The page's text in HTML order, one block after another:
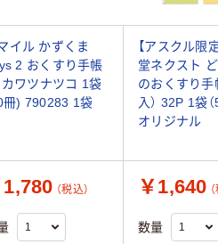
イル かずくま
2 おくすり手帳
ワツナツコ 1袋
冊) 790283 1袋
【アスクル限
堂ネクスト
のおくすり手
入） 32P 1袋（
オリジナル
1,780 （税込） ￥1,640
数量